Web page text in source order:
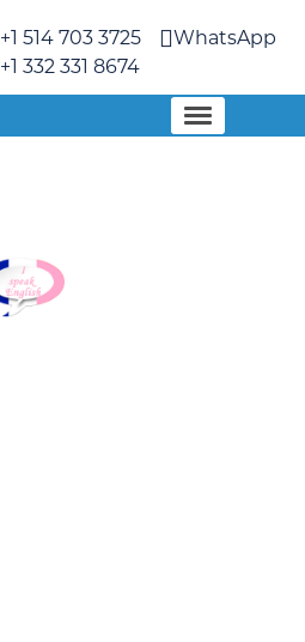
+1 514 703 3725
+1 332 331 8674
WhatsApp